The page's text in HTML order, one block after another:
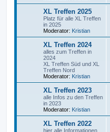
XL Treffen 2025
Platz für alle XL Treffen
in 2025
Moderator: Kristian
XL Treffen 2024
alles zum Treffen in
2024
XL Treffen Süd und XL
Treffen Nord
Moderator: Kristian
XL Treffen 2023
alle Infos zu den Treffen
in 2023
Moderator: Kristian
XL Treffen 2022
hier alle Informationen